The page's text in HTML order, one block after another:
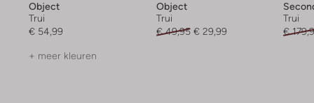
Object
Trui
€ 54,99
+ meer kleuren
Object
Trui
€ 49,95 € 29,99
Trui
€